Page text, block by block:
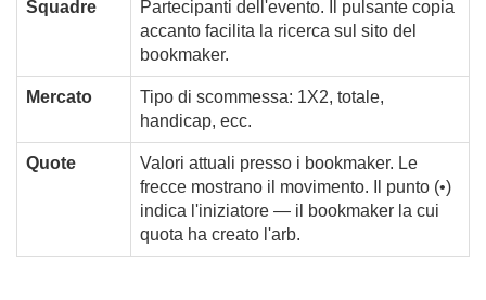
Squadre
Partecipanti dell'evento. Il pulsante copia
accanto facilita la ricerca sul sito del
bookmaker.
Mercato
Tipo di scommessa: 1X2, totale,
handicap, ecc.
Quote
Valori attuali presso i bookmaker. Le
frecce mostrano il movimento. Il punto (•)
indica l'iniziatore — il bookmaker la cui
quota ha creato l'arb.